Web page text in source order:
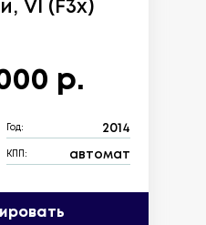
VI (F3x)
р.
Год: 2014
КПП: автомат